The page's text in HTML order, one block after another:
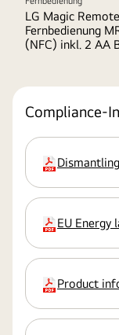
LG Magic
Fernbedienung
(NFC) inkl. 2 AA
Compliance-
Erweiterung
Erweiterung
EU Energy
Erweiterung
Product